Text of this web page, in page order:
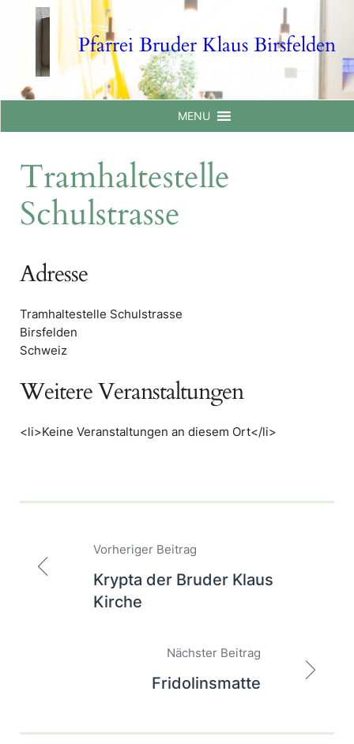
Pfarrei Bruder Klaus Birsfelden
MENU
Tramhaltestelle
Schulstrasse
Adresse
Tramhaltestelle Schulstrasse
Birsfelden
Schweiz
Weitere Veranstaltungen
<li>Keine Veranstaltungen an diesem Ort</li>
Beitragsnavigation
Vorheriger Beitrag
Krypta der Bruder Klaus
Kirche
Nächster Beitrag
Fridolinsmatte